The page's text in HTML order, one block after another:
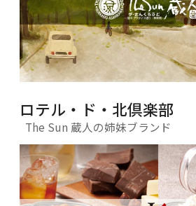
ロテル・ド・北倶楽部
The Sun 蔵人の姉妹ブランド